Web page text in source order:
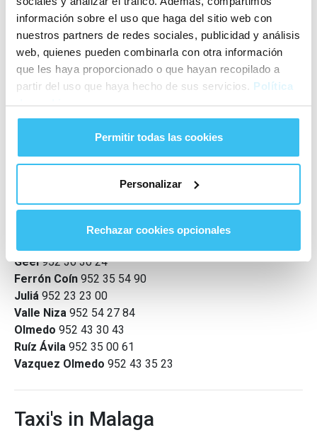
información sobre el uso que haga del sitio web con
nuestros partners de redes sociales, publicidad y análisis
web, quienes pueden combinarla con otra información
que les haya proporcionado o que hayan recopilado a
partir del uso que haya hecho de sus servicios. Política
de cookies
Permitir todas las cookies
Personalizar
Rechazar cookies opcionales
Haven van Malaga
Haven van Malaga952 125 012
Malaga spoorweg
RENFE (Informatie en reservering) 912 320 320
Intercitybussen van Malaga
Busstation Malaga952 35 00 61
902 45 05 50
Geel952 36 30 24
Ferrón Coín 952 35 54 90
Juliá 952 23 23 00
Valle Niza 952 54 27 84
Olmedo 952 43 30 43
Ruíz Ávila 952 35 00 61
Vazquez Olmedo 952 43 35 23
Taxi's in Malaga